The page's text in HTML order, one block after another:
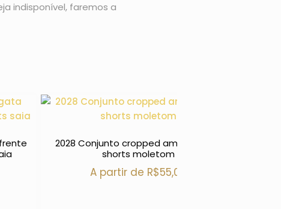
indisponível, faremos a
2028 Conjunto cropped amarração e
shorts moletom
A partir de R$55,00